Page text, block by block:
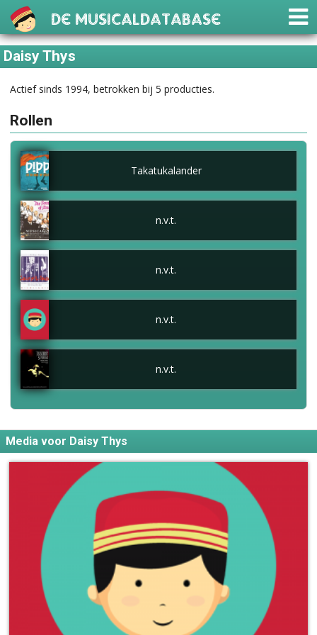
De Musicaldatabase
Daisy Thys
Actief sinds 1994, betrokken bij 5 producties.
Rollen
Takatukalander
n.v.t.
n.v.t.
n.v.t.
n.v.t.
Media voor Daisy Thys